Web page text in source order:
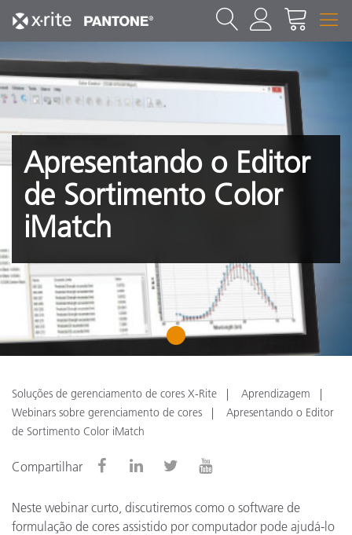
Apresentando o Editor
de Sortimento Color
iMatch
1
Soluções de gerenciamento de cores X-Rite
Aprendizagem
Webinars sobre gerenciamento de cores
Apresentando o Editor
de Sortimento Color iMatch
Compartilhar
Neste webinar curto, discutiremos como o software de
formulação de cores assistido por computador pode ajudá-lo